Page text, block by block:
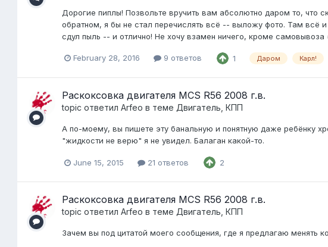
Дорогие пиплы! Позвольте вручить вам абсолютно даром то, что
обратном, я бы не стал перечислять всё -- выложу фото. Там всё
сдул пыль -- и отлично! Не хочу взамен ничего, кроме
February 28, 2016 9 ответов 1 Даром Карл!
Раскоксовка двигателя MCS R56 2008 г.в.
topic ответил Arfeo в теме Двигатель, КПП
А по-моему, вы пишете эту банальную и понятную даже ребёнку
"жидкости не верю" я не увидел. Балаган какой-то.
June 15, 2015 21 ответов 2
Раскоксовка двигателя MCS R56 2008 г.в.
topic ответил Arfeo в теме Двигатель, КПП
Зачем вы под цитатой моего сообщения, где я предлагаю